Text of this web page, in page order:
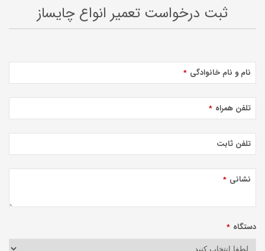
ثبت درخواست تعمیر انواع چایساز
نام و نام خانوادگی *
تلفن همراه *
تلفن ثابت
نشانی *
دستگاه *